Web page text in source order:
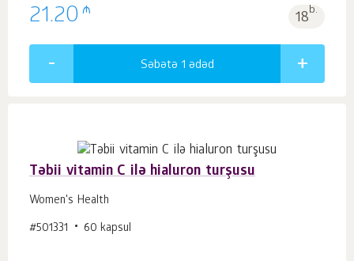
21.20 ₼ 18b.
Səbətə 1 ədəd
Təbii vitamin C ilə hialuron turşusu
Women's Health
#501331 60 kapsul